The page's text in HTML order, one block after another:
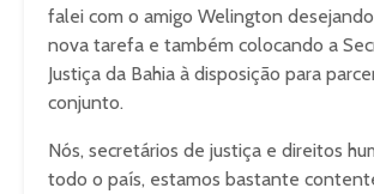
falei com o amigo Welington
nova tarefa e também colocando a
Justiça da Bahia à disposição para
conjunto.
Nós, secretários de justiça e direitos
todo o país, estamos bastante